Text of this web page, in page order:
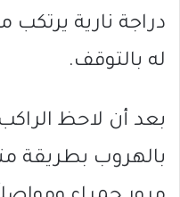
دراجة نارية يرتكب
له بالتوقف.
بعد أن لاحظ
بالهروب بطريقة